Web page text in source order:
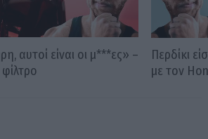
αυτοί είναι οι μ***ες» –
Περδίκι
με τον